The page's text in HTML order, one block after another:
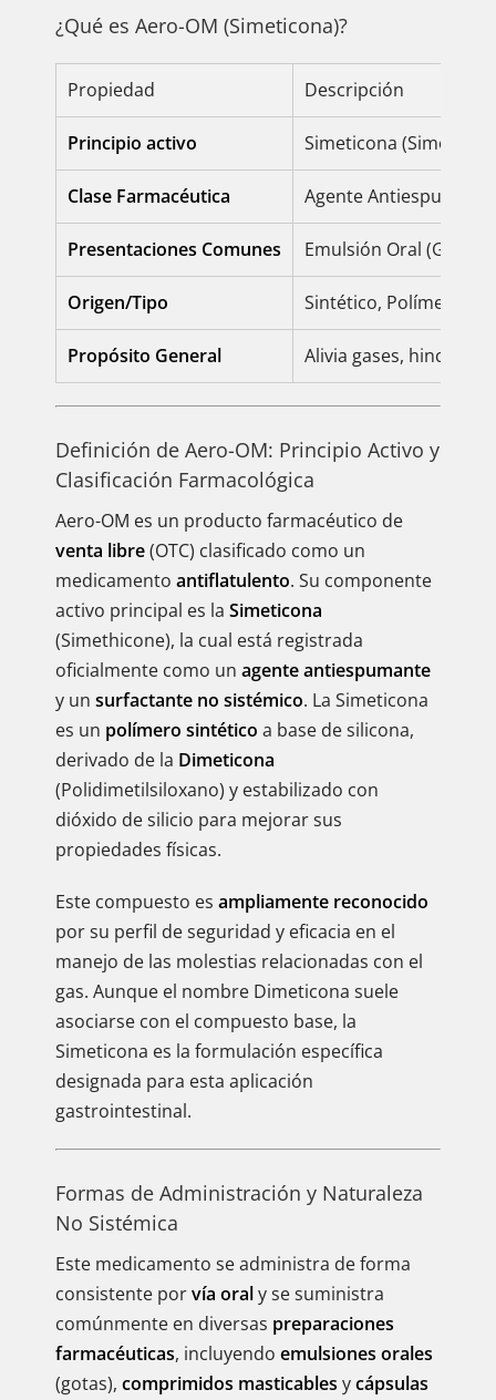
¿Qué es Aero-OM (Simeticona)?
Propiedad Descripción
Principio activo Simeticona
Clase Farmacéutica Agente
Presentaciones Comunes Emulsión Oral
Origen/Tipo Sintético, Polímero a
Propósito General Alivia gases,
Definición de Aero-OM: Principio Activo y
Clasificación Farmacológica
Aero-OM es un producto farmacéutico de
venta libre(OTC) clasificado como un
medicamento antiflatulento. Su componente
activo principal es la Simeticona
(Simethicone), la cual está registrada
oficialmente como un agente antiespumante
y un surfactante no sistémico. La Simeticona
es un polímero sintético a base de silicona,
derivado de la Dimeticona
(Polidimetilsiloxano) y estabilizado con
dióxido de silicio para mejorar sus
propiedades físicas.
Este compuesto es ampliamente reconocido
por su perfil de seguridad y eficacia en el
manejo de las molestias relacionadas con el
gas. Aunque el nombre Dimeticona suele
asociarse con el compuesto base, la
Simeticona es la formulación específica
designada para esta aplicación
gastrointestinal.
Formas de Administración y Naturaleza
No Sistémica
Este medicamento se administra de forma
consistente porvía oraly se suministra
comúnmente en diversas preparaciones
farmacéuticas, incluyendo emulsiones orales
(gotas), comprimidos masticables ycápsulas